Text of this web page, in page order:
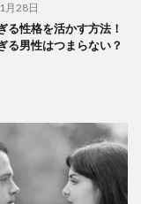
月28日
る性格を活かす方法！
る男性はつまらない？